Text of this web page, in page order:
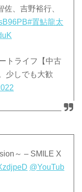
、吉野裕行、
#置鮎龍太
トライフ【中古
少しでも大歓
～ – SMILE X
@YouTub